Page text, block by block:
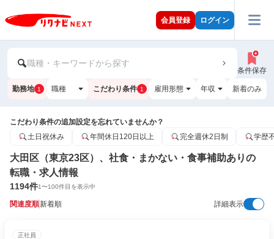
会員登録 ログイン
職種・キーワードから探す
条件保存
勤務地 1 職種 こだわり条件 1 雇用形態 年収 新着のみ
こだわり条件の追加設定を忘れていませんか？
土日祝休み
年間休日120日以上 完全週休2日制 学歴
大田区（東京23区）、社食・まかない・食事補助ありの
転職・求人情報
1194件1〜100件目を表示中
関連度順新着順 詳細表示
正社員